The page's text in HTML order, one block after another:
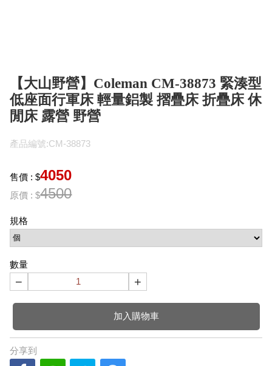
【大山野營】Coleman CM-38873 緊湊型
低座面行軍床 輕量鋁製 摺疊床 折疊床 休
閒床 露營 野營
產品編號:CM-38873
售價 : $4050
原價 : $4500
規格
數量
− +
加入購物車
分享到